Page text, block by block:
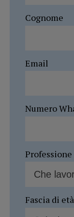
Cognome
Email
Numero
Professione
Fascia di età